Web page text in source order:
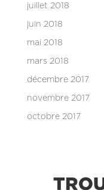
juillet 2018
juin 2018
mai 2018
mars 2018
décembre 2017
novembre 2017
octobre 2017